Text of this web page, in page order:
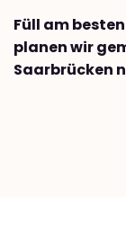
Füll am
planen wir
Saarbrücken